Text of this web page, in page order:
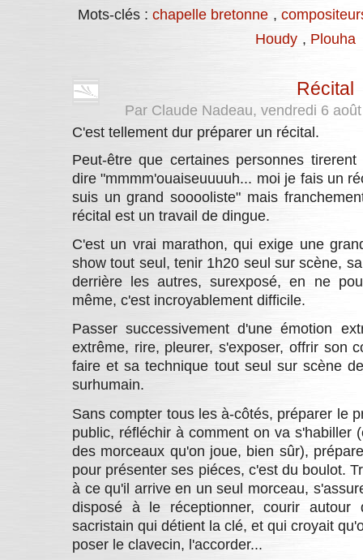
Mots-clés : chapelle bretonne ,
Houdy , Plouha
Récital
Par Claude Nadeau, vendredi 6
C'est tellement dur préparer un récital.
Peut-être que certaines personnes
dire "mmmm'ouaiseuuuuh... moi je fais un
suis un grand sooooliste" mais
récital est un travail de dingue.
C'est un vrai marathon, qui exige une
show tout seul, tenir 1h20 seul sur scène,
derrière les autres, surexposé, en ne
même, c'est incroyablement difficile.
Passer successivement d'une émotion
extrême, rire, pleurer, s'exposer, offrir son
faire et sa technique tout seul sur scène
surhumain.
Sans compter tous les à-côtés, préparer le
public, réfléchir à comment on va s'habiller
des morceaux qu'on joue, bien sûr),
pour présenter ses piéces, c'est du boulot.
à ce qu'il arrive en un seul morceau,
disposé à le réceptionner, courir
sacristain qui détient la clé, et qui croyait
poser le clavecin, l'accorder...